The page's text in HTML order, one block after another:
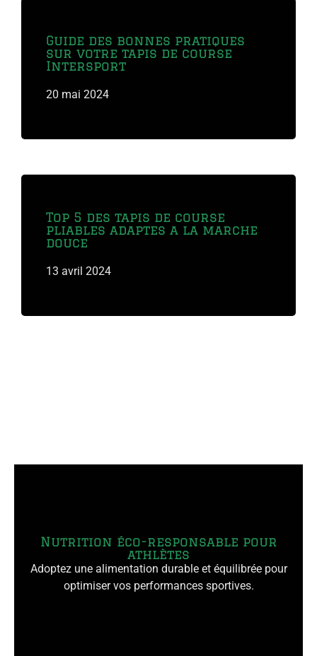
Guide des bonnes pratiques
sur votre tapis de course
Intersport
20 mai 2024
Top 5 des tapis de course
pliables adaptes a la marche
douce
13 avril 2024
Nutrition éco-responsable pour
athlètes
Adoptez une alimentation durable et équilibrée pour
optimiser vos performances sportives.